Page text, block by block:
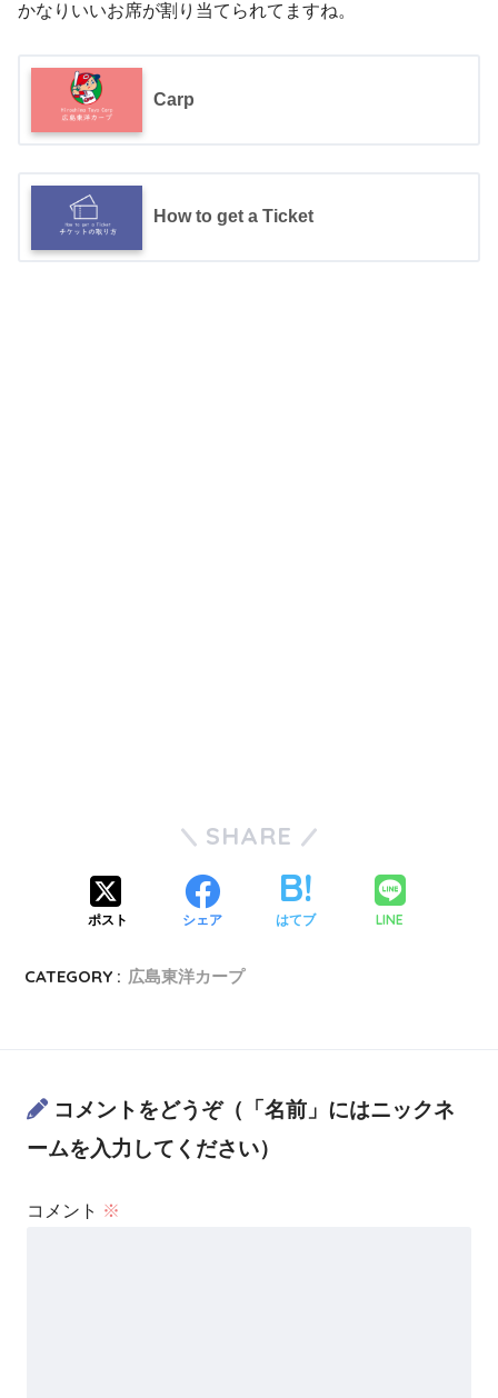
かなりいいお席が割り当てられてますね。
Carp
How to get a Ticket
SHARE
ポスト シェア はてブ LINE
CATEGORY : 広島東洋カープ
コメントをどうぞ（「名前」にはニックネ
ームを入力してください）
コメント ※